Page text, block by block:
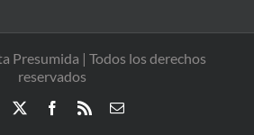
Presumida | Todos los derechos
reservados
Facebook
Rss
Correo